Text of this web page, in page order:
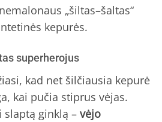
„šiltas–šaltas“
kepurės.
superherojus
kad net šilčiausia kepurė
kai pučia stiprus vėjas.
slaptą ginklą – vėjo